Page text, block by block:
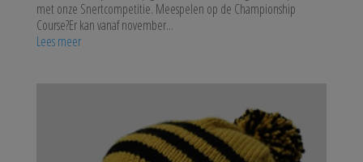
met onze Snertcompetitie. Meespelen op de Championship
Course?Er kan vanaf november...
Lees meer